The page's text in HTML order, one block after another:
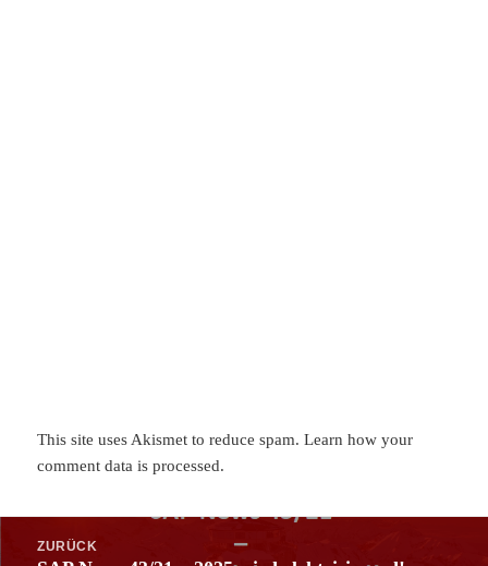
This site uses Akismet to reduce spam.Learn how your
comment data is processed.
ZURÜCK